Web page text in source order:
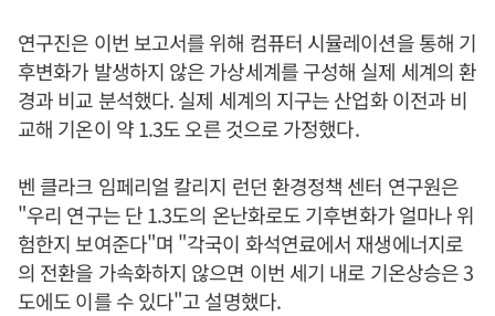
연구진은 이번 보고서를 위해 컴퓨터 시뮬레이션을 통해 기
후변화가 발생하지 않은 가상세계를 구성해 실제 세계의 환
경과 비교 분석했다. 실제 세계의 지구는 산업화 이전과 비
교해 기온이 약 1.3도 오른 것으로 가정했다.
벤 클라크 임페리얼 칼리지 런던 환경정책 센터 연구원은
"우리 연구는 단 1.3도의 온난화로도 기후변화가 얼마나 위
험한지 보여준다"며 "각국이 화석연료에서 재생에너지로
의 전환을 가속화하지 않으면 이번 세기 내로 기온상승은 3
도에도 이를 수 있다"고 설명했다.